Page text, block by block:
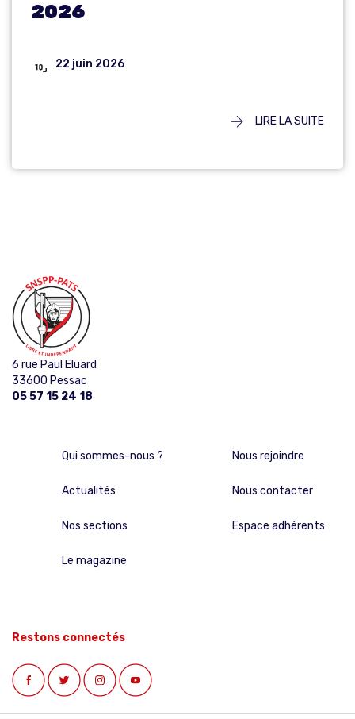
2026
22 juin 2026
LIRE LA SUITE
6 rue Paul Eluard
33600 Pessac
05 57 15 24 18
Qui sommes-nous ?
Actualités
Nos sections
Le magazine
Nous rejoindre
Nous contacter
Espace adhérents
Restons connectés